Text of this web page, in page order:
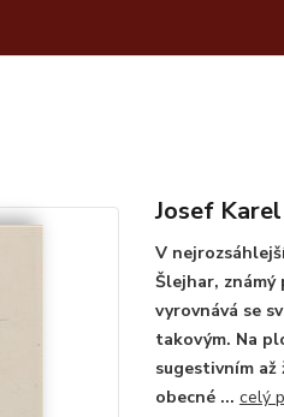
Josef
V
Šlejhar, známý
vyrovnává se
takovým. Na
sugestivním až
obecné ... celý